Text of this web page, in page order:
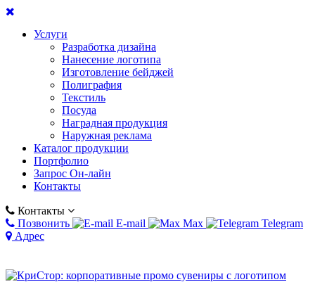
Услуги
Разработка дизайна
Нанесение логотипа
Изготовление бейджей
Полиграфия
Текстиль
Посуда
Наградная продукция
Наружная реклама
Каталог продукции
Портфолио
Запрос Он-лайн
Контакты
Контакты
Позвонить
E-mail Max
Telegram
Адрес